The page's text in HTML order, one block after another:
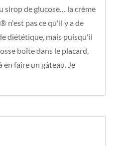
sirop de glucose… la crème
n'est pas ce qu'il y a de
diététique, mais puisqu'il
boîte dans le placard,
en faire un gâteau. Je